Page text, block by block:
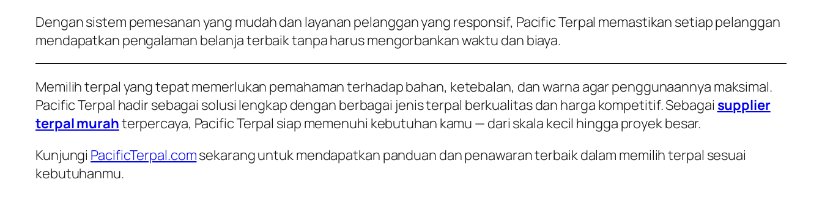
Dengan sistem pemesanan yang mudah dan layanan pelanggan yang responsif, Pacific Terpal memastikan setiap pelanggan
mendapatkan pengalaman belanja terbaik tanpa harus mengorbankan waktu dan biaya.
Memilih terpal yang tepat memerlukan pemahaman terhadap bahan, ketebalan, dan warna agar penggunaannya maksimal.
Pacific Terpal hadir sebagai solusi lengkap dengan berbagai jenis terpal berkualitas dan harga kompetitif. Sebagai supplier
terpal murahterpercaya, Pacific Terpal siap memenuhi kebutuhan kamu — dari skala kecil hingga proyek besar.
Kunjungi PacificTerpal.comsekarang untuk mendapatkan panduan dan penawaran terbaik dalam memilih terpal sesuai
kebutuhanmu.